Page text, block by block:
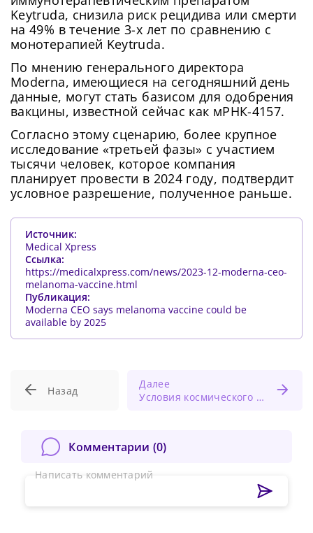
Keytruda, снизила риск рецидива или смерти
на 49% в течение 3-х лет по сравнению с
монотерапией Keytruda.
По мнению генерального директора
Moderna, имеющиеся на сегодняшний день
данные, могут стать базисом для одобрения
вакцины, известной сейчас как мРНК-4157.
Согласно этому сценарию, более крупное
исследование «третьей фазы» с участием
тысячи человек, которое компания
планирует провести в 2024 году, подтвердит
условное разрешение, полученное раньше.
Источник:
Medical Xpress
Ссылка:
https://medicalxpress.com/news/2023-12-moderna-ceo-
melanoma-vaccine.html
Публикация:
Moderna CEO says melanoma vaccine could be
available by 2025
Назад
Далее
Условия космического полёта способствуют эректильной дисфункции
Комментарии (0)
Написать комментарий